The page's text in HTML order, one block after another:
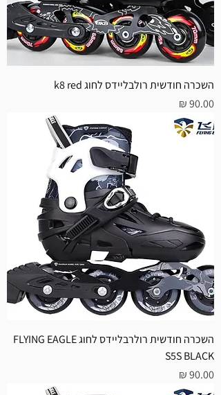
השכרה חודשית רולבליידס לחוג k8 red
מחיר
השכרה חודשית רולרבליידס לחוג FLYING EAGLE
S5S BLACK
מחיר